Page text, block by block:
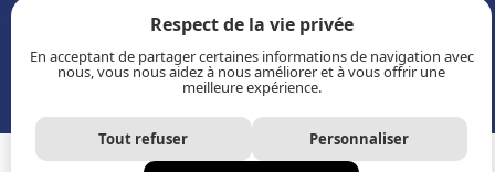
Plan
stratégique
et rapports
annuels
16+
© 2026 Table Éducation Outaouais
Respect de la vie privée
En acceptant de partager certaines informations de navigation avec
nous, vous nous aidez à nous améliorer et à vous offrir une
meilleure expérience.
Tout refuser Personnaliser